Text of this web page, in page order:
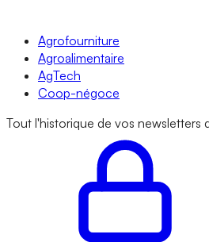
Agrofourniture
Agroalimentaire
AgTech
Coop-négoce
Tout l'historique de vos newsletters